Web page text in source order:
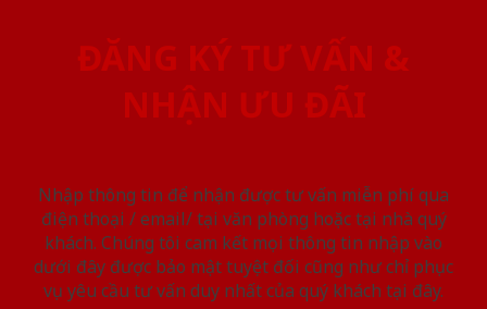
ĐĂNG KÝ TƯ VẤN &
NHẬN ƯU ĐÃI
Nhập thông tin để nhận được tư vấn miễn phí qua
điện thoại / email/ tại văn phòng hoặc tại nhà quý
khách. Chúng tôi cam kết mọi thông tin nhập vào
dưới đây được bảo mật tuyệt đối cũng như chỉ phục
vụ yêu cầu tư vấn duy nhất của quý khách tại đây.